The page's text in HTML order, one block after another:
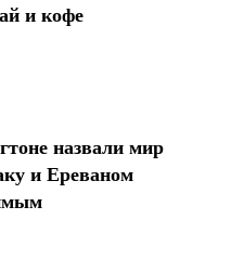
и кофе
назвали мир
и Ереваном